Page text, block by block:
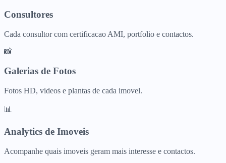
Consultores
Cada consultor com certificacao AMI, portfolio e contactos.
📸
Galerias de Fotos
Fotos HD, videos e plantas de cada imovel.
📊
Analytics de Imoveis
Acompanhe quais imoveis geram mais interesse e contactos.